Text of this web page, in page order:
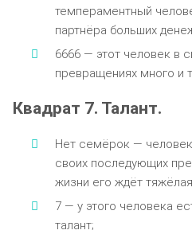
темпераментный
партнёра больших
6666 — этот человек в
превращениях много и
Квадрат 7. Талант.
Нет семёрок —
своих последующих
жизни его ждёт
7 — у этого человека
талант;